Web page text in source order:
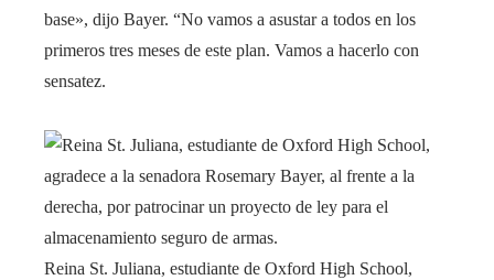
base», dijo Bayer. “No vamos a asustar a todos en los
primeros tres meses de este plan. Vamos a hacerlo con
sensatez.
Reina St. Juliana, estudiante de Oxford High School,